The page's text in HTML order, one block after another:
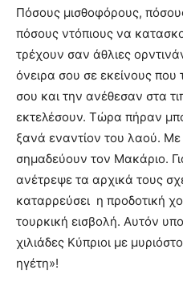
Πόσους μισθοφόρους,
πόσους ντόπιους να
τρέχουν σαν άθλιες
όνειρα σου σε εκείνους
σου και την ανέθεσαν στα
εκτελέσουν. Τώρα πήραν
ξανά εναντίον του λαού.
σημαδεύουν τον Μακάριο.
ανέτρεψε τα αρχικά τους
καταρρεύσει η προδοτική
τουρκική εισβολή. Αυτόν
χιλιάδες Κύπριοι με
ηγέτη»!